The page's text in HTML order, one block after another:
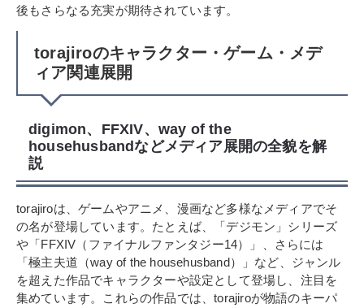
後もさらなる充実が期待されています。
torajiroのキャラクター・ゲーム・メデ
ィア関連展開
digimon、FFXIV、way of the
househusbandなどメディア展開の全貌を解
説
torajiroは、ゲームやアニメ、漫画など多様なメディアでそ
の名が登場しています。たとえば、「デジモン」シリーズ
や「FFXIV（ファイナルファンタジー14）」、さらには
「極主夫道（way of the househusband）」など、ジャンル
を超えた作品でキャラクターや設定として登場し、注目を
集めています。これらの作品では、torajiroが物語のキーパ